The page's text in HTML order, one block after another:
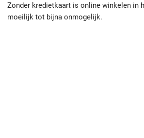
Zonder kredietkaart is online winkelen in
moeilijk tot bijna onmogelijk.